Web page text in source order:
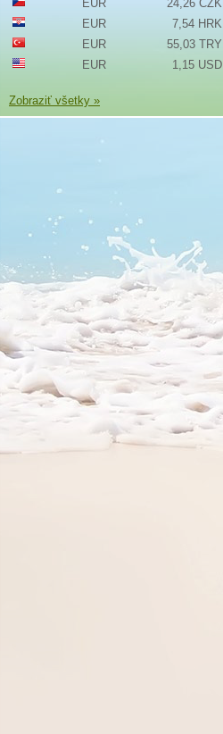
EUR
24,26 CZK
EUR
7,54 HRK
EUR
55,03 TRY
EUR
1,15 USD
Zobraziť všetky »